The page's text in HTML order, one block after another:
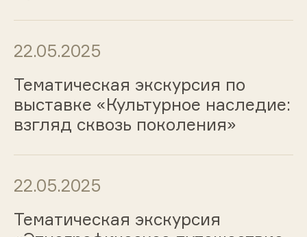
22.05.2025
Тематическая экскурсия по
выставке «Культурное наследие:
взгляд сквозь поколения»
22.05.2025
Тематическая экскурсия